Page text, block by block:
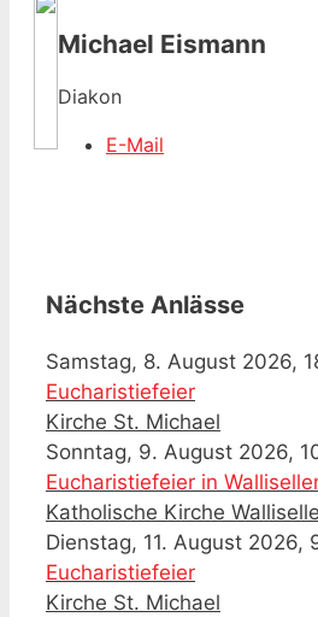
Michael Eismann
Diakon
E-Mail
Nächste Anlässe
Samstag, 8. August 2026,
Eucharistiefeier
Kirche St. Michael
Sonntag, 9. August 2026,
Eucharistiefeier in
Katholische Kirche
Dienstag, 11. August 2026,
Eucharistiefeier
Kirche St. Michael